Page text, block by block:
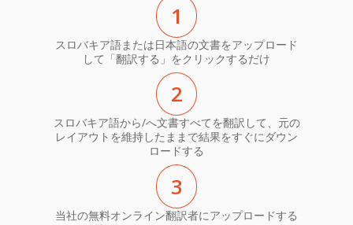
1
スロバキア語または日本語の文書をアップロード
して「翻訳する」をクリックするだけ
2
スロバキア語から/へ文書すべてを翻訳して、元の
レイアウトを維持したままで結果をすぐにダウン
ロードする
3
当社の無料オンライン翻訳者にアップロードする